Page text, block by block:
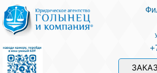
Беҙҙең белгестәр һәм
Хеҙмәт хаҡын түләү